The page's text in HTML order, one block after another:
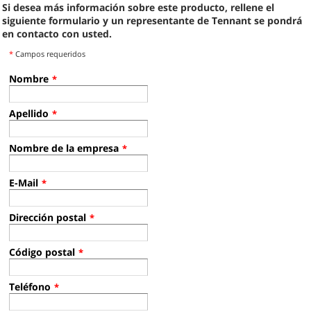
Si desea más información sobre este producto, rellene el
siguiente formulario y un representante de Tennant se pondrá
en contacto con usted.
* Campos requeridos
Nombre *
Apellido *
Nombre de la empresa *
E-Mail *
Dirección postal *
Código postal *
Teléfono *